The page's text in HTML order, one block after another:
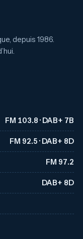
depuis 1986.
FM 103.8 · DAB+ 7B
FM 92.5 · DAB+ 8D
FM 97.2
DAB+ 8D